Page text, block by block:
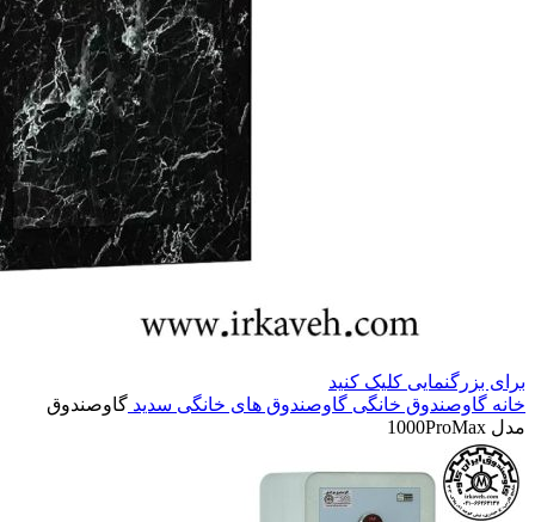
برای بزرگنمایی کلیک کنید
خانه گاوصندوق خانگی گاوصندوق های خانگی سدید گاوصندوق
مدل 1000ProMax